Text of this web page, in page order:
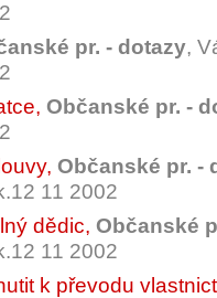
pr. - dotazy,
, Občanské pr. -
, Občanské pr. -
11 2002
dědic, Občanské
11 2002
k převodu